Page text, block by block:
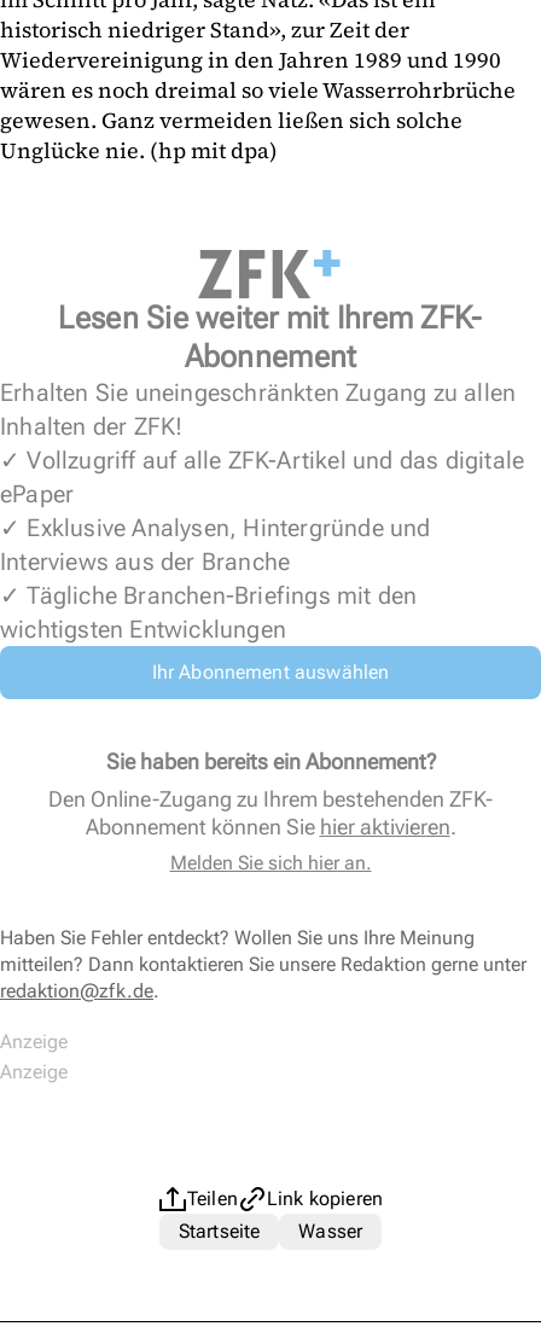
historisch niedriger Stand», zur Zeit der
Wiedervereinigung in den Jahren 1989 und 1990
wären es noch dreimal so viele Wasserrohrbrüche
gewesen. Ganz vermeiden ließen sich solche
Unglücke nie. (hp mit dpa)
Lesen Sie weiter mit Ihrem ZFK-
Abonnement
Erhalten Sie uneingeschränkten Zugang zu allen
Inhalten der ZFK!
✓ Vollzugriff auf alle ZFK-Artikel und das digitale
ePaper
✓ Exklusive Analysen, Hintergründe und
Interviews aus der Branche
✓ Tägliche Branchen-Briefings mit den
wichtigsten Entwicklungen
Ihr Abonnement auswählen
Sie haben bereits ein Abonnement?
Den Online-Zugang zu Ihrem bestehenden ZFK-
Abonnement können Sie hier aktivieren.
Melden Sie sich hier an.
Haben Sie Fehler entdeckt? Wollen Sie uns Ihre Meinung
mitteilen? Dann kontaktieren Sie unsere Redaktion gerne unter
redaktion@zfk.de.
Teilen
Link kopieren
Startseite
Wasser